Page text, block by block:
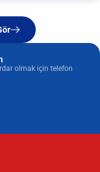
olmak için telefon